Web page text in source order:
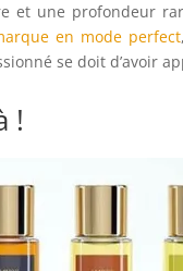
et une profondeur
en mode perfect
se doit d’avoir
!